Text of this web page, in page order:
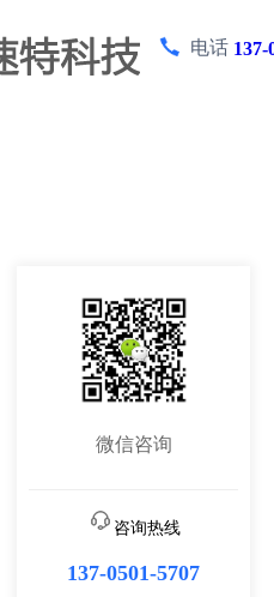
电话 137-
微信咨询
咨询热线
137-0501-5707